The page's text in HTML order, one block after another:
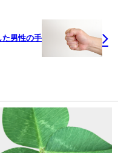
た男性の手